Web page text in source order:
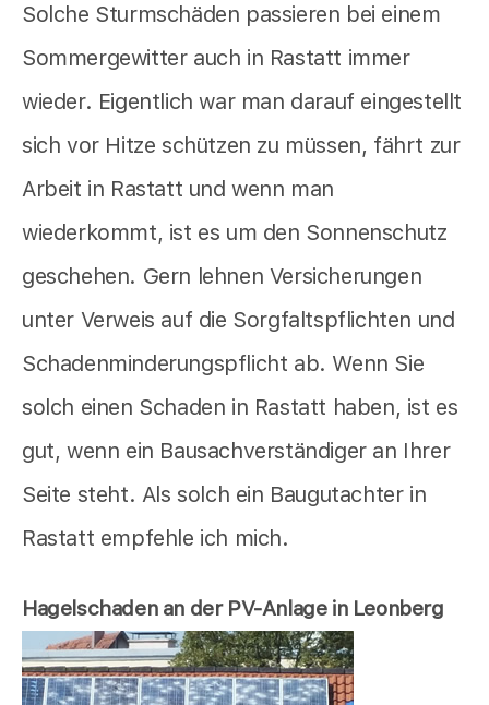
Solche Sturmschäden passieren bei einem
Sommergewitter auch in Rastatt immer
wieder. Eigentlich war man darauf eingestellt
sich vor Hitze schützen zu müssen, fährt zur
Arbeit in Rastatt und wenn man
wiederkommt, ist es um den Sonnenschutz
geschehen. Gern lehnen Versicherungen
unter Verweis auf die Sorgfaltspflichten und
Schadenminderungspflicht ab. Wenn Sie
solch einen Schaden in Rastatt haben, ist es
gut, wenn ein Bausachverständiger an Ihrer
Seite steht. Als solch ein Baugutachter in
Rastatt empfehle ich mich.
Hagelschaden an der PV-Anlage in Leonberg